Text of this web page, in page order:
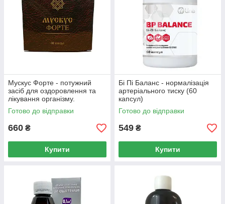
Мускус Форте - потужний
засіб для оздоровлення та
лікування організму.
Готово до відправки
660 ₴
Купити
Бі Пі Баланс - нормалізація
артеріального тиску (60
капсул)
Готово до відправки
549 ₴
Купити